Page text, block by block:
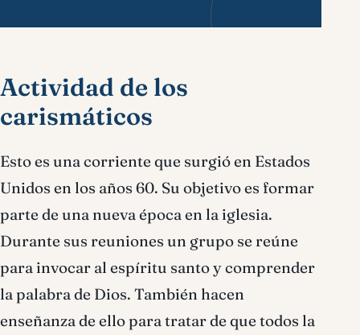
Actividad de los
carismáticos
Esto es una corriente que surgió en Estados
Unidos en los años 60. Su objetivo es formar
parte de una nueva época en la iglesia.
Durante sus reuniones un grupo se reúne
para invocar al espíritu santo y comprender
la palabra de Dios. También hacen
enseñanza de ello para tratar de que todos la